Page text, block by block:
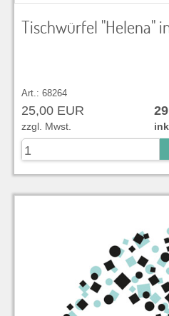
Art.: 68264
25,00 EUR
zzgl. Mwst.
zu Warenkorb